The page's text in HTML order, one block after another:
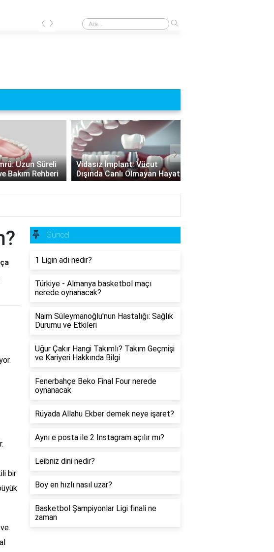
Yeni çipli kimlik kartı neden kötü?
‹ ›
Uzun Süreli
Bakım Rehberi
Vidasız İmplant: Vücut
Dışında Canlı Olmayan Hayat
›
bir
Güncel
1 Ligin adı nedir?
Türkiye - Almanya basketbol maçı
nerede oynanacak?
Naim Süleymanoğlu'nun Hastalığı: Sağlık
Durumu ve Etkileri
Uğur Çakır Hangi Takımlı? Takım Geçmişi
ve Kariyeri Hakkında Bilgi
Fenerbahçe Beko Final Four nerede
oynanacak
Rüyada Allahu Ekber demek neye işaret?
Aynı e posta ile 2 Instagram açılır mı?
Leibniz dini nedir?
Boy en hızlı nasıl uzar?
Basketbol Şampiyonlar Ligi finali ne
zaman